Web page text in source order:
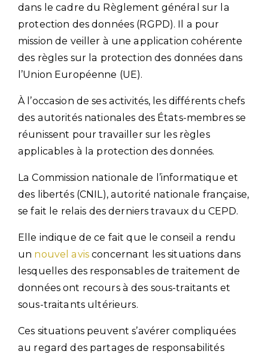
dans le cadre du Règlement général sur la
protection des données (RGPD). Il a pour
mission de veiller à une application cohérente
des règles sur la protection des données dans
l’Union Européenne (UE).
À l’occasion de ses activités, les différents chefs
des autorités nationales des États-membres se
réunissent pour travailler sur les règles
applicables à la protection des données.
La Commission nationale de l’informatique et
des libertés (CNIL), autorité nationale française,
se fait le relais des derniers travaux du CEPD.
Elle indique de ce fait que le conseil a rendu
un nouvel avisconcernant les situations dans
lesquelles des responsables de traitement de
données ont recours à des sous-traitants et
sous-traitants ultérieurs.
Ces situations peuvent s’avérer compliquées
au regard des partages de responsabilités